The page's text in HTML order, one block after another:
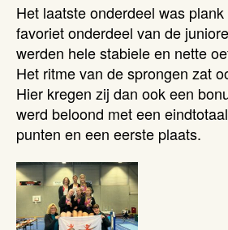
Het laatste onderdeel was
favoriet onderdeel van de
werden hele stabiele en nette
Het ritme van de sprongen zat
Hier kregen zij dan ook een
werd beloond met een
punten en een eerste plaats.